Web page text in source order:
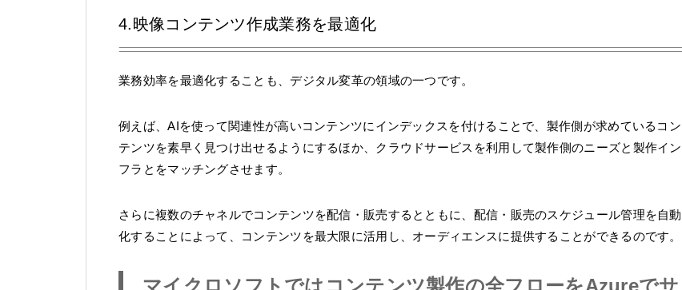
4.映像コンテンツ作成業務を最適化
業務効率を最適化することも、デジタル変革の領域の一つです。
例えば、AIを使って関連性が高いコンテンツにインデックスを付けることで、製作側が求めているコン
テンツを素早く見つけ出せるようにするほか、クラウドサービスを利用して製作側のニーズと製作イン
フラとをマッチングさせます。
さらに複数のチャネルでコンテンツを配信・販売するとともに、配信・販売のスケジュール管理を自動
化することによって、コンテンツを最大限に活用し、オーディエンスに提供することができるのです。
マイクロソフトではコンテンツ製作の全フローをAzureでサ